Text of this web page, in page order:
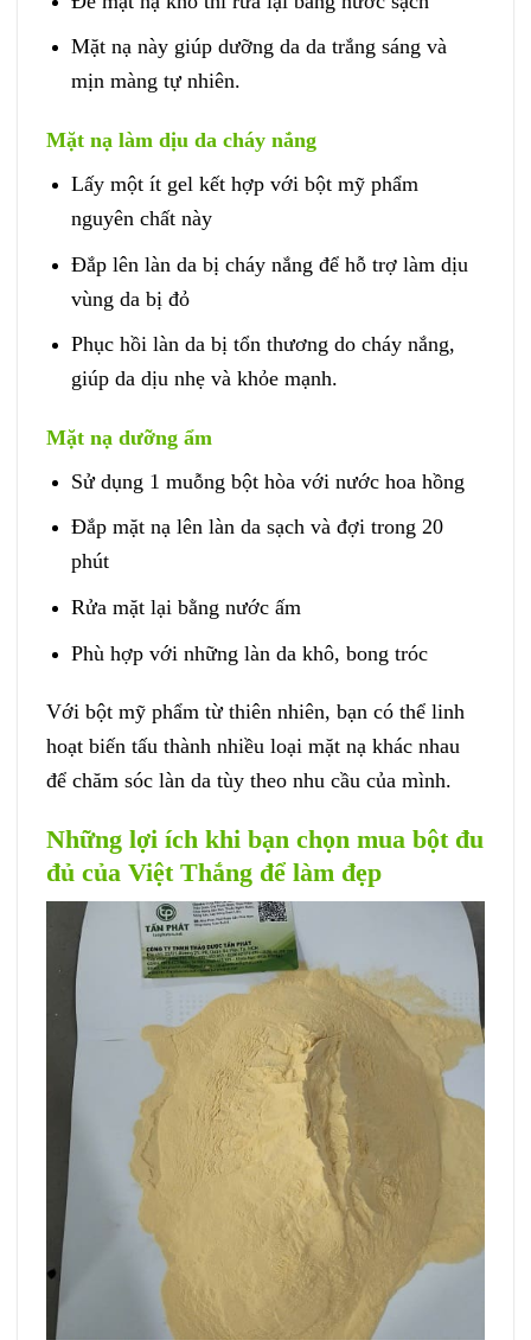
Mặt nạ này giúp dưỡng da da trắng sáng và
mịn màng tự nhiên.
Mặt nạ làm dịu da cháy nắng
Lấy một ít gel kết hợp với bột mỹ phẩm
nguyên chất này
Đắp lên làn da bị cháy nắng để hỗ trợ làm dịu
vùng da bị đỏ
Phục hồi làn da bị tổn thương do cháy nắng,
giúp da dịu nhẹ và khỏe mạnh.
Mặt nạ dưỡng ẩm
Sử dụng 1 muỗng bột hòa với nước hoa hồng
Đắp mặt nạ lên làn da sạch và đợi trong 20
phút
Rửa mặt lại bằng nước ấm
Phù hợp với những làn da khô, bong tróc
Với bột mỹ phẩm từ thiên nhiên, bạn có thể linh
hoạt biến tấu thành nhiều loại mặt nạ khác nhau
để chăm sóc làn da tùy theo nhu cầu của mình.
Những lợi ích khi bạn chọn mua bột đu
đủ của Việt Thắng để làm đẹp